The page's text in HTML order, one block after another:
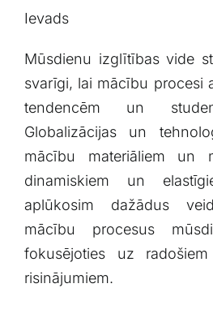
Ievads
Mūsdienu izglītības vide⁤
svarīgi, lai mācību⁣ procesi
tendencēm un
Globalizācijas un
mācību materiāliem un
dinamiskiem‌ un‌
aplūkosim ‌dažādus
mācību procesus
fokusējoties uz
risinājumiem.